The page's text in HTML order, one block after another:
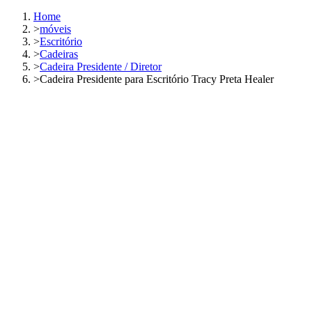
Home
>móveis
>Escritório
>Cadeiras
>Cadeira Presidente / Diretor
>Cadeira Presidente para Escritório Tracy Preta Healer